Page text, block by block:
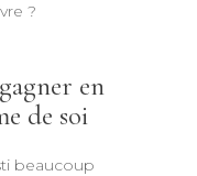
?
en
de soi
beaucoup